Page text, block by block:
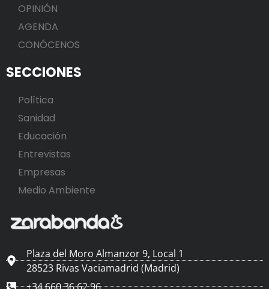
OPINIÓN
AGENDA
CONÓCENOS
SECCIONES
Política
Sanidad
Educación
Entrevistas
Empresas
Medio Ambiente
Plaza del Moro Almanzor 9, Local 1
28523 Rivas Vaciamadrid (Madrid)